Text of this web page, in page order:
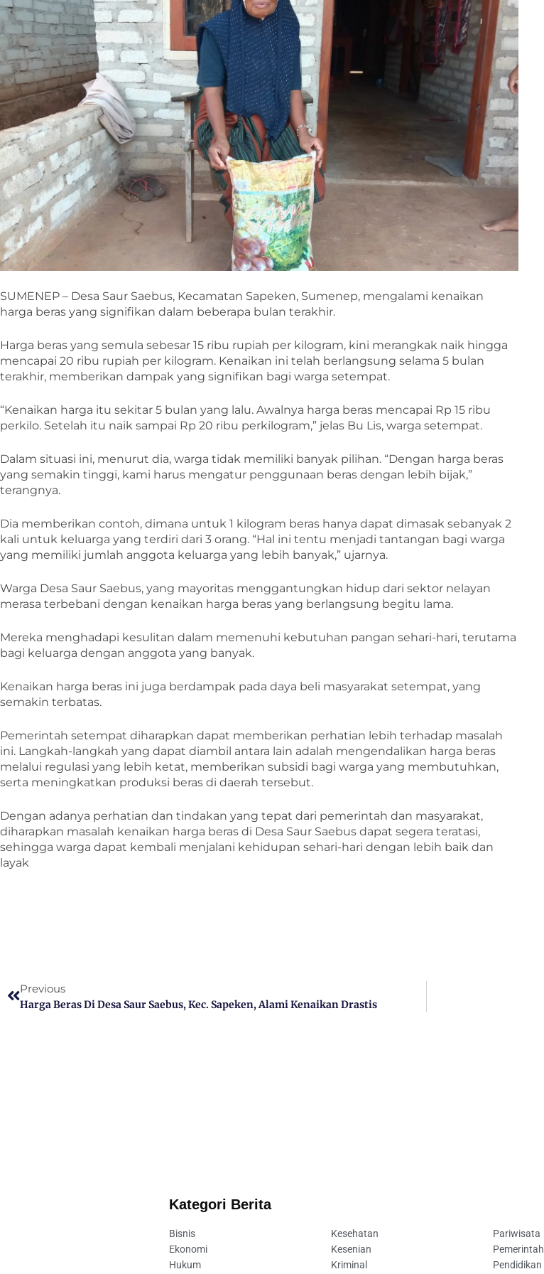
SUMENEP – Desa Saur Saebus, Kecamatan Sapeken, Sumenep, mengalami kenaikan
harga beras yang signifikan dalam beberapa bulan terakhir.
Harga beras yang semula sebesar 15 ribu rupiah per kilogram, kini merangkak naik hingga
mencapai 20 ribu rupiah per kilogram. Kenaikan ini telah berlangsung selama 5 bulan
terakhir, memberikan dampak yang signifikan bagi warga setempat.
“Kenaikan harga itu sekitar 5 bulan yang lalu. Awalnya harga beras mencapai Rp 15 ribu
perkilo. Setelah itu naik sampai Rp 20 ribu perkilogram,” jelas Bu Lis, warga setempat.
Dalam situasi ini, menurut dia, warga tidak memiliki banyak pilihan. “Dengan harga beras
yang semakin tinggi, kami harus mengatur penggunaan beras dengan lebih bijak,”
terangnya.
Dia memberikan contoh, dimana untuk 1 kilogram beras hanya dapat dimasak sebanyak 2
kali untuk keluarga yang terdiri dari 3 orang. “Hal ini tentu menjadi tantangan bagi warga
yang memiliki jumlah anggota keluarga yang lebih banyak,” ujarnya.
Warga Desa Saur Saebus, yang mayoritas menggantungkan hidup dari sektor nelayan
merasa terbebani dengan kenaikan harga beras yang berlangsung begitu lama.
Mereka menghadapi kesulitan dalam memenuhi kebutuhan pangan sehari-hari, terutama
bagi keluarga dengan anggota yang banyak.
Kenaikan harga beras ini juga berdampak pada daya beli masyarakat setempat, yang
semakin terbatas.
Pemerintah setempat diharapkan dapat memberikan perhatian lebih terhadap masalah
ini. Langkah-langkah yang dapat diambil antara lain adalah mengendalikan harga beras
melalui regulasi yang lebih ketat, memberikan subsidi bagi warga yang membutuhkan,
serta meningkatkan produksi beras di daerah tersebut.
Dengan adanya perhatian dan tindakan yang tepat dari pemerintah dan masyarakat,
diharapkan masalah kenaikan harga beras di Desa Saur Saebus dapat segera teratasi,
sehingga warga dapat kembali menjalani kehidupan sehari-hari dengan lebih baik dan
layak
Previous
Harga Beras Di Desa Saur Saebus, Kec. Sapeken, Alami Kenaikan Drastis
Kategori Berita
Bisnis
Ekonomi
Hukum
Kesehatan
Kesenian
Kriminal
Pariwisata
Pemerintah
Pendidikan